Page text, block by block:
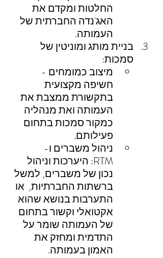
החלטות ומקדם את
האג'נדה החברתית של
העמותה.
בניית מותג ומוניטין של
סמכות:
מיצוב כמומחים -
חשיפה מקצועית
בתקשורת ממצבת את
העמותה ואת מנהליה
כמקור סמכות בתחום
פעילותם.
ניהול משברים ו-
RTM: היערכות וניהול
נכון של משברים, למשל
ברשתות החברתיות,  או
התערבות בנושא שהוא
אקטואלי וקשור בתחום
של העמותה שומר על
התדמית ומחזק את
האמון בעמותה.